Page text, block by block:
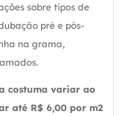
sobre tipos de
pré e pós-
na grama,
costuma variar ao
até R$ 6,00 por m2